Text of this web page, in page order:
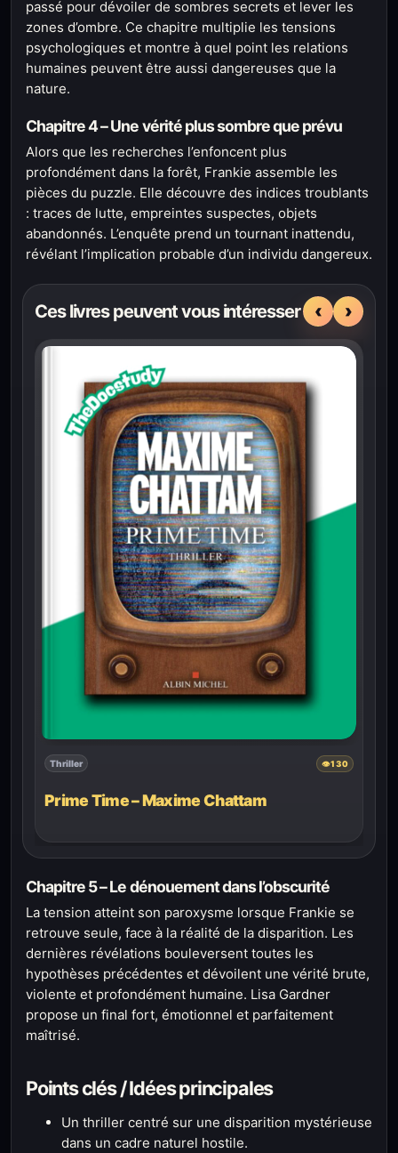
passé pour dévoiler de sombres secrets et lever les
zones d’ombre. Ce chapitre multiplie les tensions
psychologiques et montre à quel point les relations
humaines peuvent être aussi dangereuses que la
nature.
Chapitre 4 – Une vérité plus sombre que prévu
Alors que les recherches l’enfoncent plus
profondément dans la forêt, Frankie assemble les
pièces du puzzle. Elle découvre des indices troublants
: traces de lutte, empreintes suspectes, objets
abandonnés. L’enquête prend un tournant inattendu,
révélant l’implication probable d’un individu dangereux.
Ces livres peuvent vous intéresser ‹ ›
Thriller 👁130
Prime Time – Maxime Chattam
Chapitre 5 – Le dénouement dans l’obscurité
La tension atteint son paroxysme lorsque Frankie se
retrouve seule, face à la réalité de la disparition. Les
dernières révélations bouleversent toutes les
hypothèses précédentes et dévoilent une vérité brute,
violente et profondément humaine. Lisa Gardner
propose un final fort, émotionnel et parfaitement
maîtrisé.
Points clés / Idées principales
Un thriller centré sur une disparition mystérieuse
dans un cadre naturel hostile.